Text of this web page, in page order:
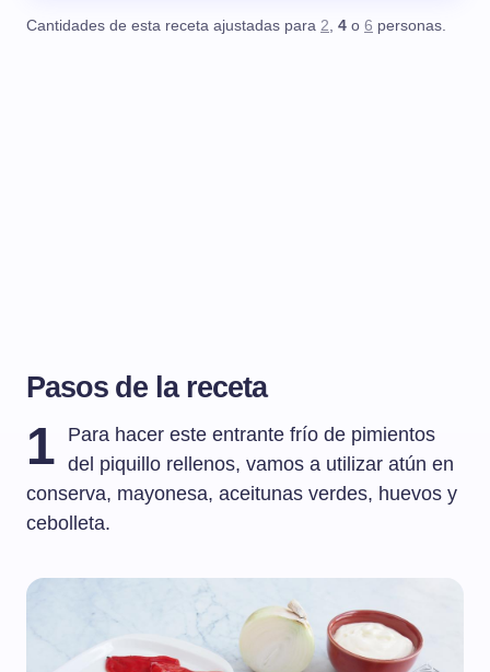
Cantidades de esta receta ajustadas para 2, 4 o 6 personas.
Pasos de la receta
1
Para hacer este entrante frío de pimientos
del piquillo rellenos, vamos a utilizar atún en
conserva, mayonesa, aceitunas verdes, huevos y
cebolleta.